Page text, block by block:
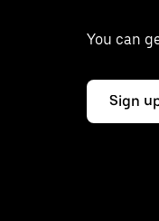
You can
Sign